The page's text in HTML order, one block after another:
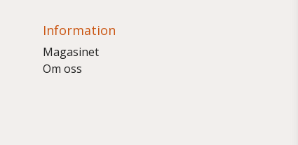
Information
Magasinet
Om oss